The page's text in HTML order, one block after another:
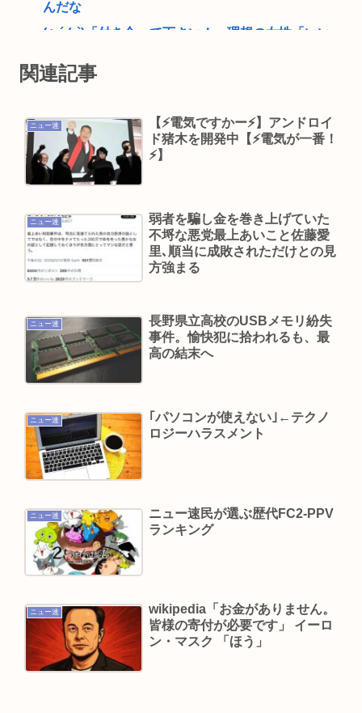
んだな
(ヽ´ん`)「付き合って下さい！」理想の女性「いい
ち食べたらね」
「黒人のチンポに惹かれて結婚したんだろ」ケニ
ア人男性と結婚した日本人女性（31）に”誹謗中
傷”殺到
お相手は一般女性「二人の間に新しい命を授か
り」
及川光博ことミッチーさんって（特に若い頃）あ
も
【動画】 35歳美人ママ👩、TV探偵ナイスクに出演
も老けすぎている48歳だろと誹謗中傷
面接官「一番結婚したいVTuberは誰ですか？」👈
どう答える？
及川光博さん再婚
サトジロ（略して佐藤二朗）踊る大捜査線スピン
オフ完全中止へ
Powered by livedoor 相互RSS
関連記事
ニュー速
【⚡電気ですかー⚡】アンドロイ
ド猪木を開発中【⚡電気が一番！
⚡】
ニュー速
弱者を騙し金を巻き上げていた
不埒な悪党最上あいこと佐藤愛
里､順当に成敗されただけとの見
方強まる
ニュー速
長野県立高校のUSBメモリ紛失
事件。愉快犯に拾われるも、最
高の結末へ
ニュー速
｢パソコンが使えない｣←テクノ
ロジーハラスメント
ニュー速
ニュー速民が選ぶ歴代FC2-PPV
ランキング
ニュー速
wikipedia「お金がありません。
皆様の寄付が必要です」 イーロ
ン・マスク 「ほう」